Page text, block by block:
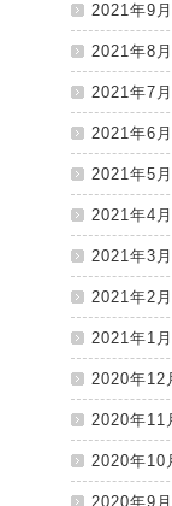
2021年9月
2021年8月
2021年7月
2021年6月
2021年5月
2021年4月
2021年3月
2021年2月
2021年1月
2020年12
2020年11
2020年10
2020年9月